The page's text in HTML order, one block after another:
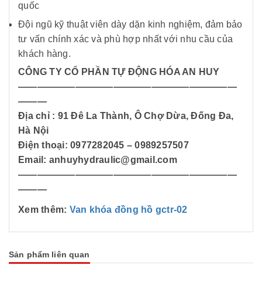
quốc
Đội ngũ kỹ thuật viên dày dặn kinh nghiệm, đảm bảo
tư vấn chính xác và phù hợp nhất với nhu cầu của
khách hàng.
CÔNG TY CỔ PHẦN TỰ ĐỘNG HÓA AN HUY
———————————————————————
———
Địa chỉ : 91 Đê La Thành, Ô Chợ Dừa, Đống Đa,
Hà Nội
Điện thoại: 0977282045 – 0989257507
Email: anhuyhydraulic@gmail.com
———————————————————————
———
Xem thêm: Van khóa đồng hồ gctr-02
Sản phẩm liên quan